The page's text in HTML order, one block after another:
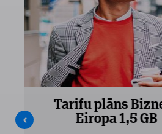
Tarifu plāns
Eiropa 1,5 GB